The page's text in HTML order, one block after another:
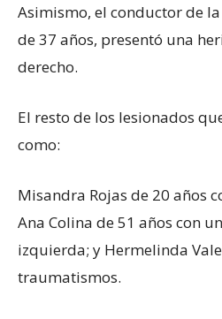
Asimismo, el conductor de la
de 37 años, presentó una
derecho.
El resto de los lesionados
como:
Misandra Rojas de 20 años
Ana Colina de 51 años con
izquierda; y Hermelinda
traumatismos.